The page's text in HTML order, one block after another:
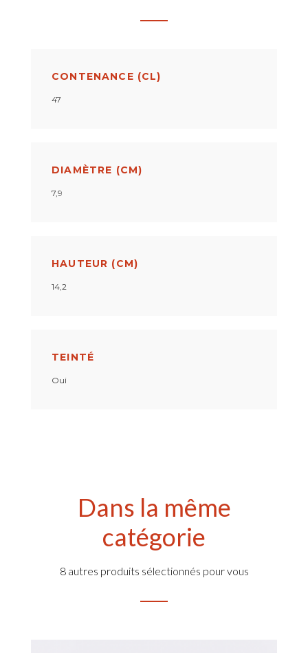
CONTENANCE (CL)
47
DIAMÈTRE (CM)
7,9
HAUTEUR (CM)
14,2
TEINTÉ
Oui
Dans la même
catégorie
8 autres produits sélectionnés pour vous